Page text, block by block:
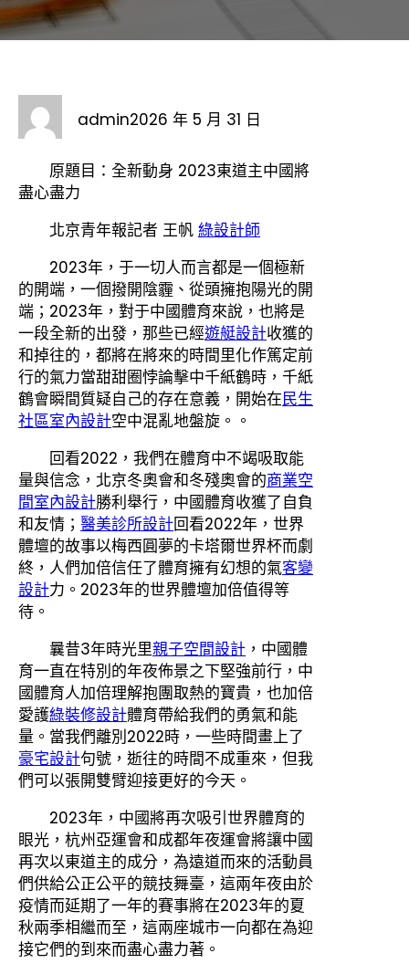
admin2026 年 5 月 31 日
原題目：全新動身 2023東道主中國將
盡心盡力
北京青年報記者 王帆 綠設計師
2023年，于一切人而言都是一個極新
的開端，一個撥開陰霾、從頭擁抱陽光的開
端；2023年，對于中國體育來說，也將是
一段全新的出發，那些已經遊艇設計收獲的
和掉往的，都將在將來的時間里化作篤定前
行的氣力當甜甜圈悖論擊中千紙鶴時，千紙
鶴會瞬間質疑自己的存在意義，開始在民生
社區室內設計空中混亂地盤旋。。
回看2022，我們在體育中不竭吸取能
量與信念，北京冬奧會和冬殘奧會的商業空
間室內設計勝利舉行，中國體育收獲了自負
和友情； 醫美診所設計回看2022年，世界
體壇的故事以梅西圓夢的卡塔爾世界杯而劇
終，人們加倍信任了體育擁有幻想的氣客變
設計力。2023年的世界體壇加倍值得等
待。
曩昔3年時光里親子空間設計 ，中國體
育一直在特別的年夜佈景之下堅強前行，中
國體育人加倍理解抱團取熱的寶貴，也加倍
愛護綠裝修設計體育帶給我們的勇氣和能
量。當我們離別2022時，一些時間畫上了
豪宅設計句號，逝往的時間不成重來，但我
們可以張開雙臂迎接更好的今天。
2023年，中國將再次吸引世界體育的
眼光，杭州亞運會和成都年夜運會將讓中國
再次以東道主的成分，為遠道而來的活動員
們供給公正公平的競技舞臺，這兩年夜由於
疫情而延期了一年的賽事將在2023年的夏
秋兩季相繼而至，這兩座城市一向都在為迎
接它們的到來而盡心盡力著。